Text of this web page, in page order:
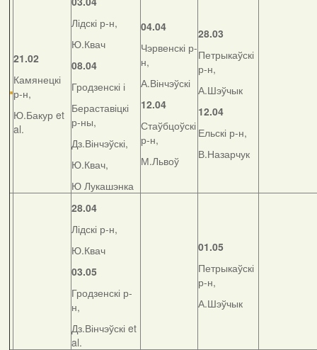
21.02
Камянецкі
р-н,
Ю.Бакур et
al.
Лідскі р-н,
Ю.Квач
08.04
Гродзенскі і
Бераставіцкі
р-ны,
Дз.Вінчэўскі,
Ю.Квач,
Ю Лукашэнка
04.04
Чэрвенскі р-
н,
А.Вінчэўскі
12.04
Стаўбцоўскі
р-н,
М.Львоў
28.03
Петрыкаўскі
р-н,
А.Шэўчык
12.04
Ельскі р-н,
В.Назарчук
28.04
Лідскі р-н,
Ю.Квач
03.05
Гродзенскі р-
н,
Дз.Вінчэўскі et
al.
01.05
Петрыкаўскі
р-н,
А.Шэўчык